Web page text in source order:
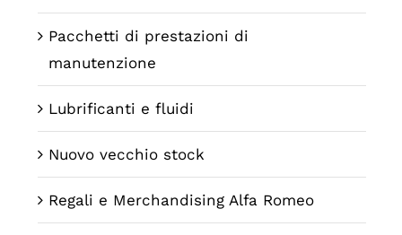
Pacchetti di prestazioni di
manutenzione
Lubrificanti e fluidi
Nuovo vecchio stock
Regali e Merchandising Alfa Romeo